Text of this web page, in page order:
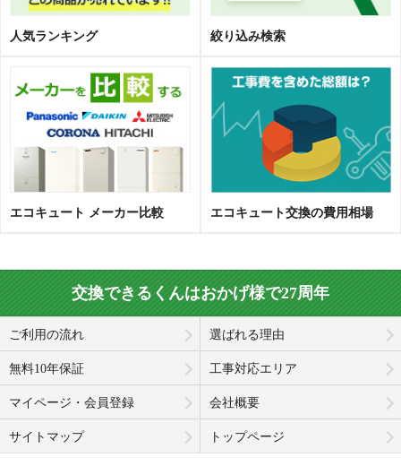
人気ランキング 絞り込み検索
エコキュート メーカー比較 エコキュート交換の費用相場
交換できるくんはおかげ様で27周年
ご利用の流れ 選ばれる理由
無料10年保証 工事対応エリア
マイページ・会員登録 会社概要
サイトマップ トップページ